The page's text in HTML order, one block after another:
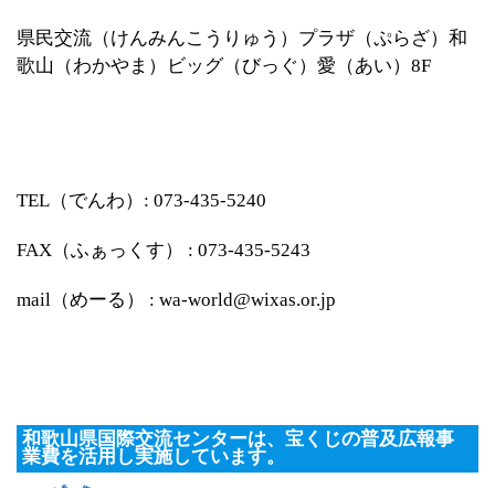
県民交流（けんみんこうりゅう）プラザ（ぷらざ）和
歌山（わかやま）ビッグ（びっぐ）愛（あい）8F
TEL（でんわ）: 073-435-5240
FAX（ふぁっくす） : 073-435-5243
mail（めーる） : wa-world@wixas.or.jp
和歌山県国際交流センターは、宝くじの普及広報事
業費を活用し実施しています。